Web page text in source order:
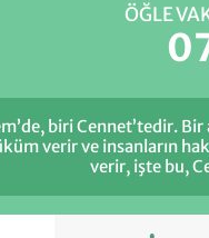
ÖĞLE
biri Cennet’tedir.
verir ve insanların
verir, işte bu,